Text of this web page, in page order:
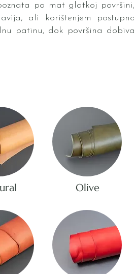
po mat glatkoj površini,
ali korištenjem postupno
patinu, dok površina dobiva
Olive